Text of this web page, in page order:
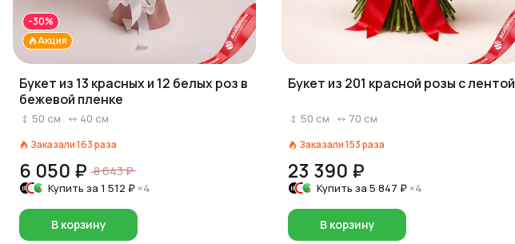
Акция
-30%
Букет из 13 красных и 12 белых роз в
бежевой пленке
50 см 40 см
Заказали163раза
6 050 ₽ 8 643 ₽
Купить за 1 512 ₽ ×4
В корзину
Букет из 201 красной розы с лентой
50 см 70 см
Заказали153раза
23 390 ₽
Купить за 5 847 ₽ ×4
В корзину